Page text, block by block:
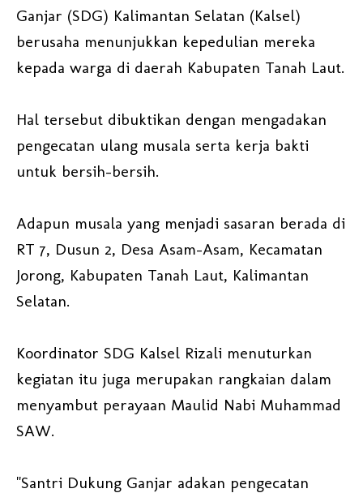
Ganjar (SDG) Kalimantan Selatan (Kalsel)
berusaha menunjukkan kepedulian mereka
kepada warga di daerah Kabupaten Tanah Laut.
Hal tersebut dibuktikan dengan mengadakan
pengecatan ulang musala serta kerja bakti
untuk bersih-bersih.
Adapun musala yang menjadi sasaran berada di
RT 7, Dusun 2, Desa Asam-Asam, Kecamatan
Jorong, Kabupaten Tanah Laut, Kalimantan
Selatan.
Koordinator SDG Kalsel Rizali menuturkan
kegiatan itu juga merupakan rangkaian dalam
menyambut perayaan Maulid Nabi Muhammad
SAW.
"Santri Dukung Ganjar adakan pengecatan